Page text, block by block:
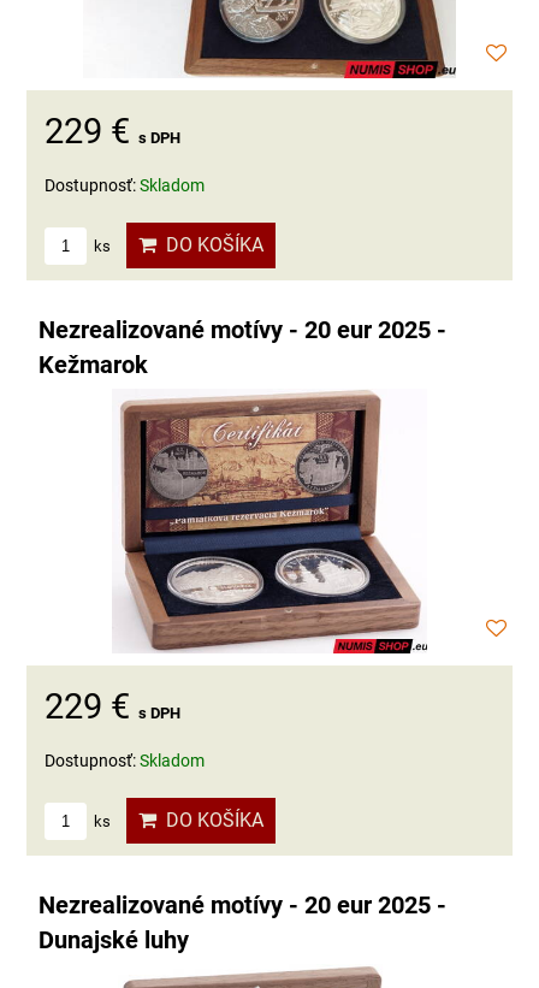
229 € s DPH
Dostupnosť:Skladom
ks DO KOŠÍKA
Nezrealizované motívy - 20 eur 2025 -
Kežmarok
229 € s DPH
Dostupnosť:Skladom
ks DO KOŠÍKA
Nezrealizované motívy - 20 eur 2025 -
Dunajské luhy